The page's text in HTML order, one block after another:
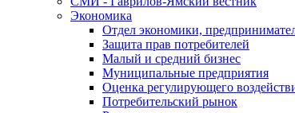
Экономика
Отдел экономики,
Защита прав потребителей
Малый и средний бизнес
Муниципальные предприятия
Оценка регулирующего
Потребительский рынок